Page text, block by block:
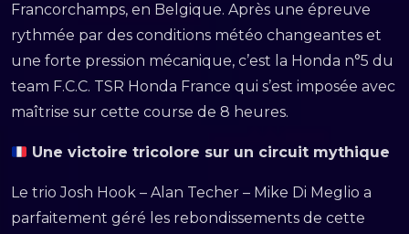
Francorchamps, en Belgique. Après une épreuve
rythmée par des conditions météo changeantes et
une forte pression mécanique, c’est la Honda n°5 du
team F.C.C. TSR Honda France qui s’est imposée avec
maîtrise sur cette course de 8 heures.
Une victoire tricolore sur un circuit mythique
Le trio Josh Hook – Alan Techer – Mike Di Meglio a
parfaitement géré les rebondissements de cette